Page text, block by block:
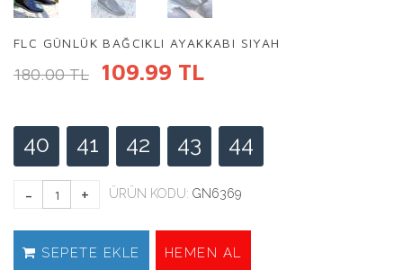
FLC GÜNLÜK BAĞCIKLI AYAKKABI SIYAH
180.00 TL 109.99 TL
40 41 42 43 44
ÜRÜN KODU: GN6369
SEPETE EKLE HEMEN AL